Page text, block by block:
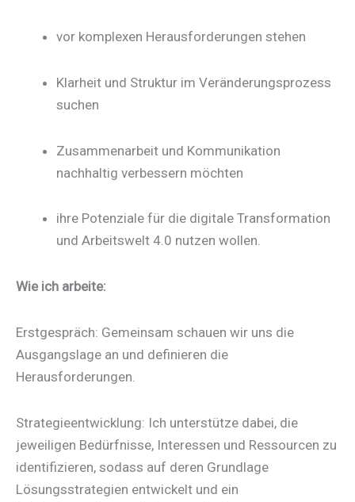
vor komplexen Herausforderungen stehen
Klarheit und Struktur im Veränderungsprozess
suchen
Zusammenarbeit und Kommunikation
nachhaltig verbessern möchten
ihre Potenziale für die digitale Transformation
und Arbeitswelt 4.0 nutzen wollen.
Wie ich arbeite:
Erstgespräch: Gemeinsam schauen wir uns die
Ausgangslage an und definieren die
Herausforderungen.
Strategieentwicklung: Ich unterstütze dabei, die
jeweiligen Bedürfnisse, Interessen und Ressourcen zu
identifizieren, sodass auf deren Grundlage
Lösungsstrategien entwickelt und ein